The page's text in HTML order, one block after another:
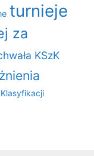
turnieje
za
KSzK
Klasyfikacji